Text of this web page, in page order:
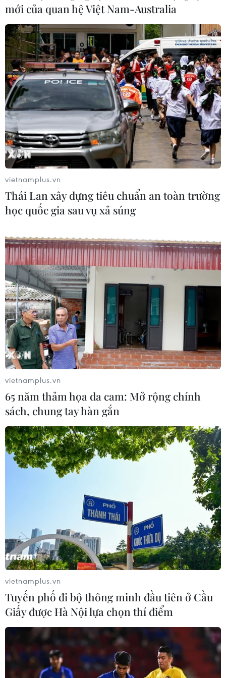
khoảng 54 triệu năm ánh sáng và có khối lượng gấp
Kính viễn vọng Hubble chụp được ảnh
04/05/2023 02:34
Quá trình tạo ra bức xạ vô cùng lớn làm AGN trở thành
nguồn phát bức xạ mạnh nhất trong vũ trụ với độ sáng
tương đương với bức xạ của hàng tỷ ngôi sao phát ra
từ một vùng chỉ bằng hệ Mặt Trời.
mới của quan hệ Việt Nam-Australia
vietnamplus.vn
Thái Lan xây dựng tiêu chuẩn an toàn trường
học quốc gia sau vụ xả súng
vietnamplus.vn
65 năm thảm họa da cam: Mở rộng chính
sách, chung tay hàn gắn
vietnamplus.vn
Tuyến phố đi bộ thông minh đầu tiên ở Cầu
Giấy được Hà Nội lựa chọn thí điểm